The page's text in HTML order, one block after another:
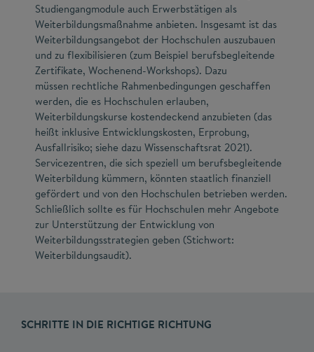
Studiengangmodule auch Erwerbstätigen als
Weiterbildungsmaßnahme anbieten. Insgesamt ist das
Weiterbildungsangebot der Hochschulen auszubauen
und zu flexibilisieren (zum Beispiel berufsbegleitende
Zertifikate, Wochenend-Workshops). Dazu
müssen rechtliche Rahmenbedingungen geschaffen
werden, die es Hochschulen erlauben,
Weiterbildungskurse kostendeckend anzubieten (das
heißt inklusive Entwicklungskosten, Erprobung,
Ausfallrisiko; siehe dazu Wissenschaftsrat 2021).
Servicezentren, die sich speziell um berufsbegleitende
Weiterbildung kümmern, könnten staatlich finanziell
gefördert und von den Hochschulen betrieben werden.
Schließlich sollte es für Hochschulen mehr Angebote
zur Unterstützung der Entwicklung von
Weiterbildungsstrategien geben (Stichwort:
Weiterbildungsaudit).
SCHRITTE IN DIE RICHTIGE RICHTUNG